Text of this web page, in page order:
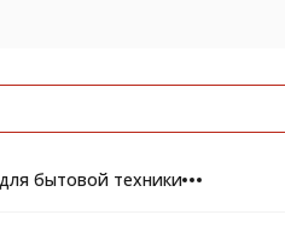
бытовой техники